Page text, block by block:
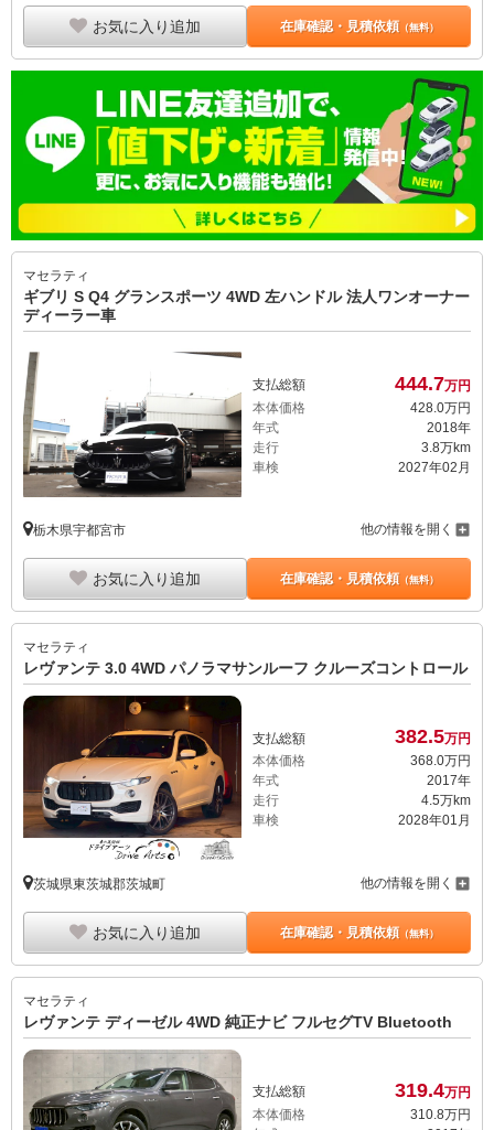
お気に入り追加 在庫確認・見積依頼（無料）
マセラティ
ギブリ S Q4 グランスポーツ 4WD 左ハンドル 法人ワンオーナー
ディーラー車
支払総額 444.7万円
本体価格
428. 0万円
年式
2018年
走行
3.8万km
車検
2027年02月
栃木県宇都宮市 他の情報を開く
お気に入り追加 在庫確認・見積依頼（無料）
マセラティ
レヴァンテ 3.0 4WD パノラマサンルーフ クルーズコントロール
支払総額 382.5万円
本体価格
368.0万円
年式
2017年
走行
4.5万km
車検
2028年01月
茨城県東茨城郡茨城町 他の情報を開く
お気に入り追加 在庫確認・見積依頼（無料）
マセラティ
レヴァンテ ディーゼル 4WD 純正ナビ フルセグTV Bluetooth
支払総額 319.4万円
本体価格
310. 8万円